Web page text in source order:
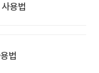
용법
법